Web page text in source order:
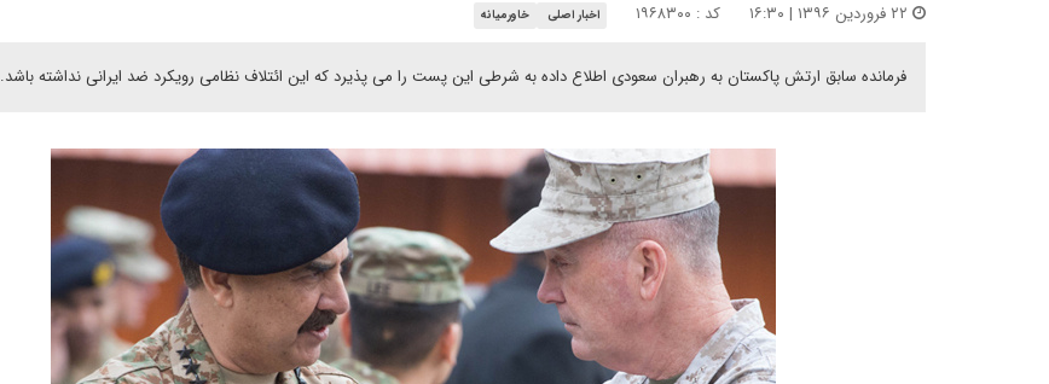
کد : ۱۹۶۸۳۰۰ اخبار اصلی خاورمیانه
فرمانده سابق ارتش پاکستان به رهبران سعودی اطلاع داده به شرطی این پست را می پذیرد که این ائتلاف نظامی رویکرد ضد ایرانی نداشته باشد.